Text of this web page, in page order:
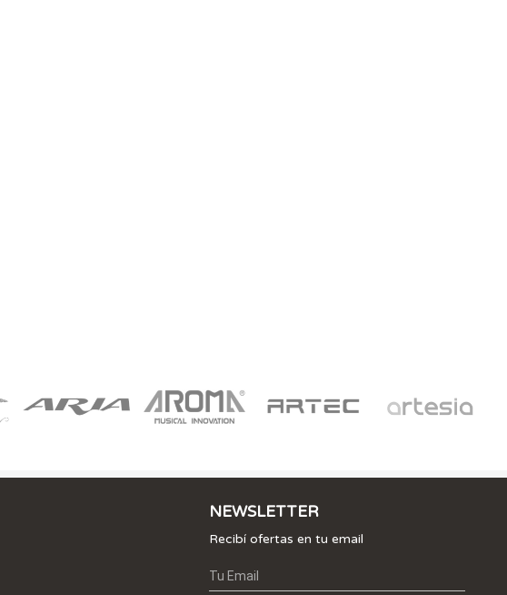
NEWSLETTER
Recibí ofertas en tu email